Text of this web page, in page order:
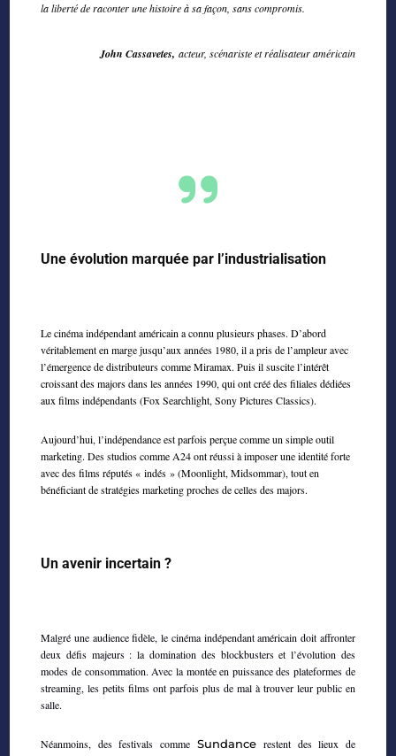
la liberté de raconter une histoire à sa façon, sans compromis.
John Cassavetes, acteur, scénariste et réalisateur américain
Une évolution marquée par l’industrialisation
Le cinéma indépendant américain a connu plusieurs phases. D’abord
véritablement en marge jusqu’aux années 1980, il a pris de l’ampleur avec
l’émergence de distributeurs comme Miramax. Puis il suscite l’intérêt
croissant des majors dans les années 1990, qui ont créé des filiales dédiées
aux films indépendants (Fox Searchlight, Sony Pictures Classics).
Aujourd’hui, l’indépendance est parfois perçue comme un simple outil
marketing. Des studios comme A24 ont réussi à imposer une identité forte
avec des films réputés « indés » (Moonlight, Midsommar), tout en
bénéficiant de stratégies marketing proches de celles des majors.
Un avenir incertain ?
Malgré une audience fidèle, le cinéma indépendant américain doit affronter
deux défis majeurs : la domination des blockbusters et l’évolution des
modes de consommation. Avec la montée en puissance des plateformes de
streaming, les petits films ont parfois plus de mal à trouver leur public en
salle.
Néanmoins, des festivals comme Sundancerestent des lieux de